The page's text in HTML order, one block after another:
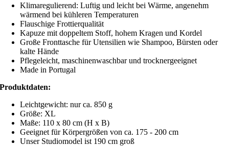
Klimaregulierend: Luftig und leicht bei Wärme, angenehm
wärmend bei kühleren Temperaturen
Flauschige Frottierqualität
Kapuze mit doppeltem Stoff, hohem Kragen und Kordel
Große Fronttasche für Utensilien wie Shampoo, Bürsten oder
kalte Hände
Pflegeleicht, maschinenwaschbar und trocknergeeignet
Made in Portugal
Produktdaten:
Leichtgewicht: nur ca. 850 g
Größe: XL
Maße: 110 x 80 cm (H x B)
Geeignet für Körpergrößen von ca. 175 - 200 cm
Unser Studiomodel ist 190 cm groß